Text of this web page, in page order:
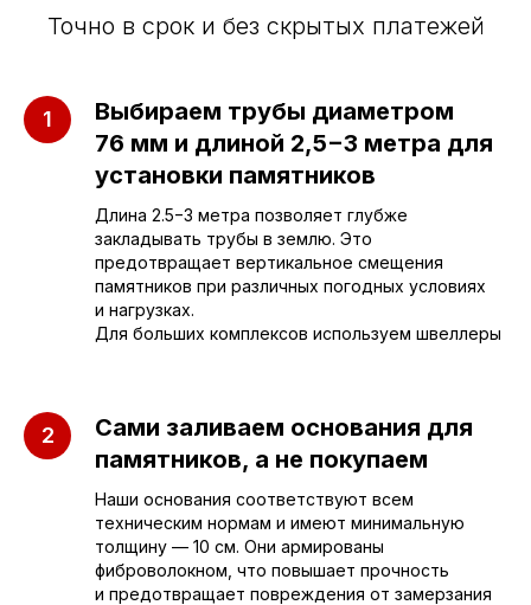
Точно в срок и без скрытых платежей
Выбираем трубы диаметром
76 мм и длиной 2,5−3 метра для
установки памятников
Длина 2.5−3 метра позволяет глубже
закладывать трубы в землю. Это
предотвращает вертикальное смещения
памятников при различных погодных условиях
и нагрузках.
Для больших комплексов используем швеллеры
Сами заливаем основания для
памятников, а не покупаем
Наши основания соответствуют всем
техническим нормам и имеют минимальную
толщину — 10 см. Они армированы
фиброволокном, что повышает прочность
и предотвращает повреждения от замерзания
Приезжайте к нам
в офис
sleza-v-kamne64@yandex.ru
г. Саратов, улица имени Е.И.
Пугачёва, 156
г. Энгельс, Весёлая ул., 114
+7 (953) 637-24-55
Руководитель мастерской